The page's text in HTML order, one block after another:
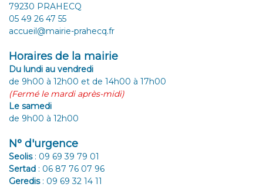
79230 PRAHECQ
05 49 26 47 55
accueil@mairie-prahecq.fr
Horaires de la mairie
Du lundi au vendredi
de 9h00 à 12h00 et de 14h00 à 17h00
(Fermé le mardi après-midi)
Le samedi
de 9h00 à 12h00
N° d'urgence
Seolis: 09 69 39 79 01
Sertad : 06 87 76 07 96
Geredis: 09 69 32 14 11